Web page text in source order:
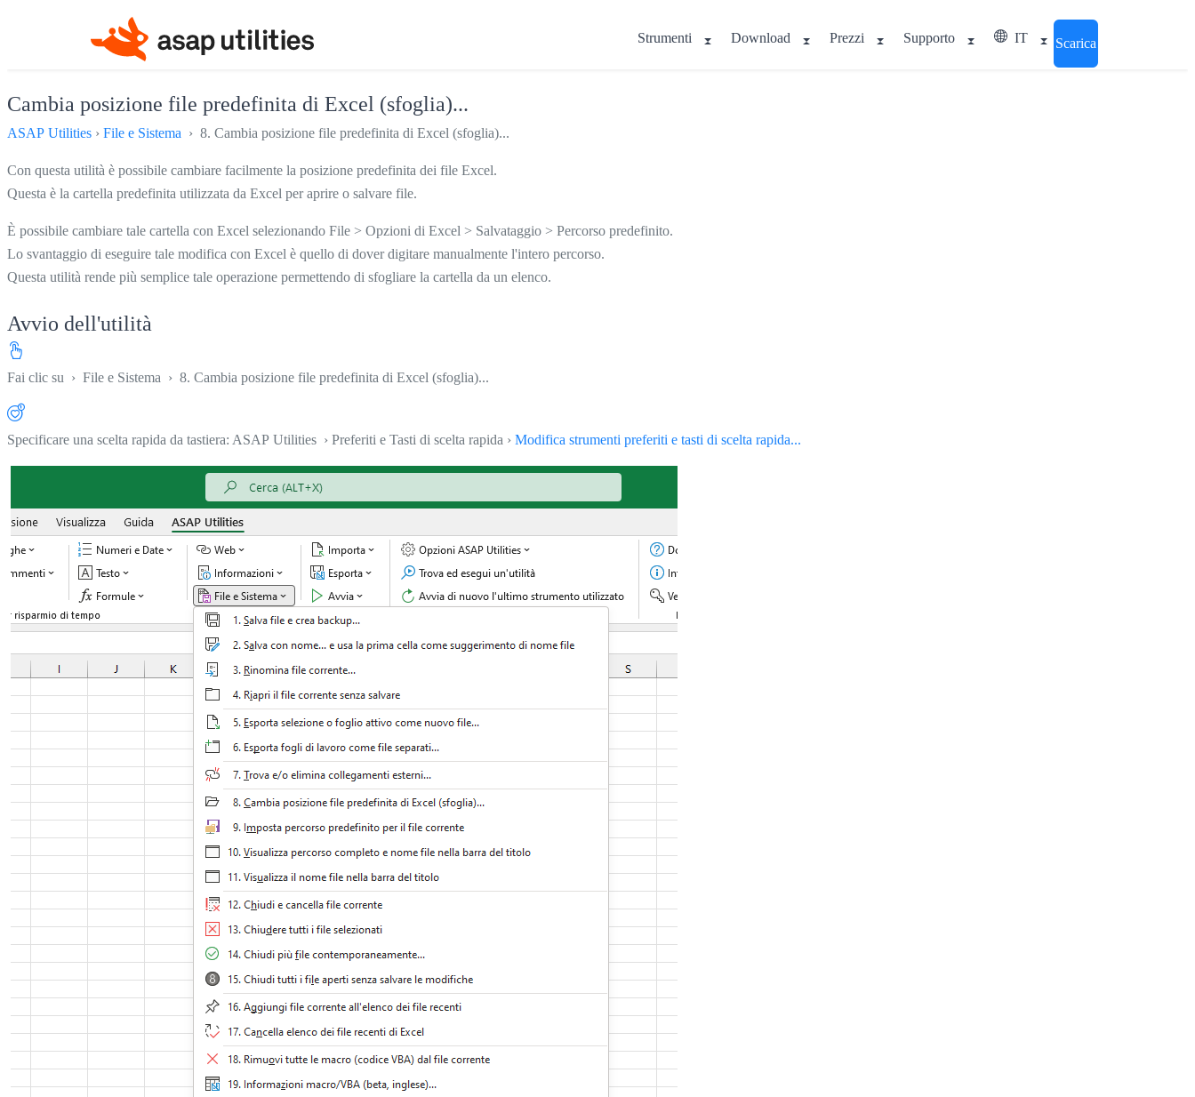
Strumenti Download Prezzi Supporto IT Scarica
Cambia posizione file predefinita di Excel (sfoglia)...
ASAP Utilities › File e Sistema › 8. Cambia posizione file predefinita di Excel (sfoglia)...
Con questa utilità è possibile cambiare facilmente la posizione predefinita dei file Excel.
Questa è la cartella predefinita utilizzata da Excel per aprire o salvare file.
È possibile cambiare tale cartella con Excel selezionando File > Opzioni di Excel > Salvataggio > Percorso predefinito.
Lo svantaggio di eseguire tale modifica con Excel è quello di dover digitare manualmente l'intero percorso.
Questa utilità rende più semplice tale operazione permettendo di sfogliare la cartella da un elenco.
Avvio dell'utilità
Fai clic su › File e Sistema › 8. Cambia posizione file predefinita di Excel (sfoglia)...
Specificare una scelta rapida da tastiera: ASAP Utilities › Preferiti e Tasti di scelta rapida › Modifica strumenti preferiti e tasti di scelta rapida...